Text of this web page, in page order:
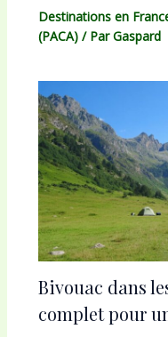
Destinations en
(PACA)/ ParGaspard
Bivouac dans
complet pour